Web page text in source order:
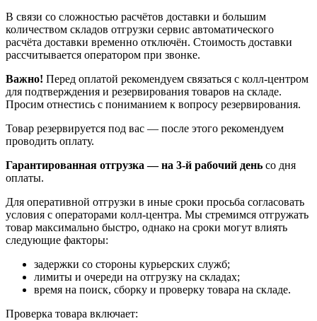
В связи со сложностью расчётов доставки и большим
количеством складов отгрузки сервис автоматического
расчёта доставки временно отключён. Стоимость доставки
рассчитывается оператором при звонке.
Важно! Перед оплатой рекомендуем связаться с колл‑центром
для подтверждения и резервирования товаров на складе.
Просим отнестись с пониманием к вопросу резервирования.
Товар резервируется под вас — после этого рекомендуем
проводить оплату.
Гарантированная отгрузка — на 3‑й рабочий день со дня
оплаты.
Для оперативной отгрузки в иные сроки просьба согласовать
условия с операторами колл‑центра. Мы стремимся отгружать
товар максимально быстро, однако на сроки могут влиять
следующие факторы:
задержки со стороны курьерских служб;
лимиты и очереди на отгрузку на складах;
время на поиск, сборку и проверку товара на складе.
Проверка товара включает: